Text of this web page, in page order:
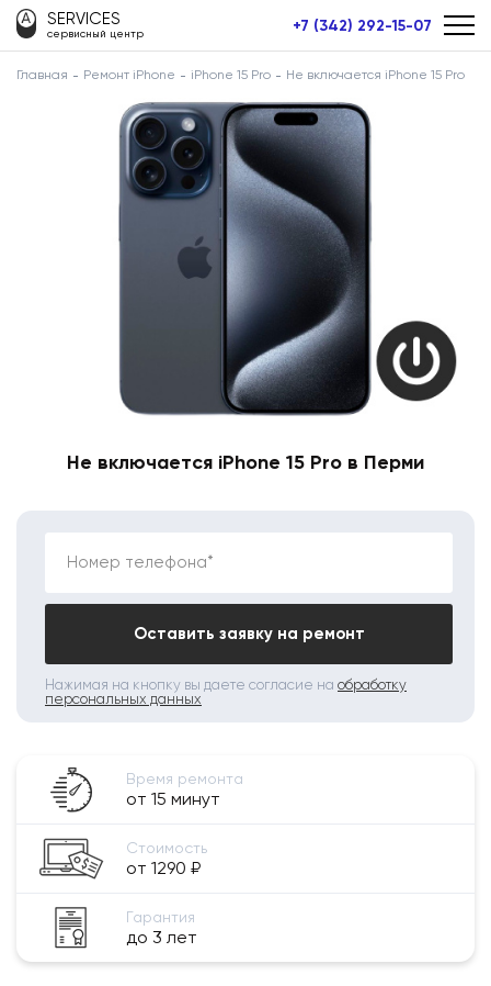
SERVICES
сервисный центр +7 (342) 292-15-07
Главная Ремонт iPhone iPhone 15 Pro Не включается iPhone 15 Pro
Не включается iPhone 15 Pro в Перми
Номер телефона*
Оставить заявку на ремонт
Нажимая на кнопку вы даете согласие на обработку
персональных данных
Время ремонта
от 15 минут
Стоимость
от 1290 ₽
Гарантия
до 3 лет